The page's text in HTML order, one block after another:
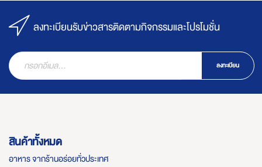
ลงทะเบียนรับข่าวสารติดตามกิจกรรมและโปรโมชั่น
ลงทะเบียน
สินค้าทั้งหมด
อาหาร จากร้านอร่อยทั่วประเทศ